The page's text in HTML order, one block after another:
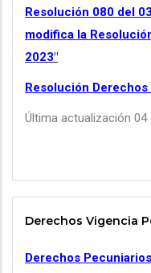
Resolución 080 del
modifica la
2023"
Resolución
Última actualización 04
Derechos Vigencia
Derechos